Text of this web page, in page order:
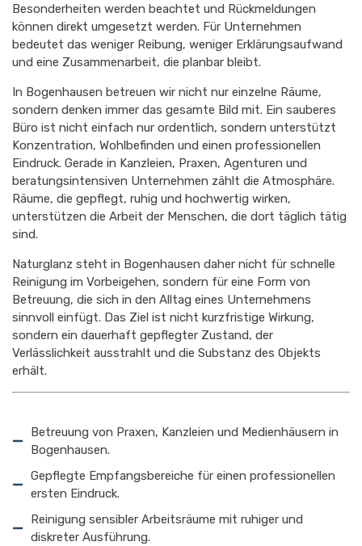
Besonderheiten werden beachtet und Rückmeldungen
können direkt umgesetzt werden. Für Unternehmen
bedeutet das weniger Reibung, weniger Erklärungsaufwand
und eine Zusammenarbeit, die planbar bleibt.
In Bogenhausen betreuen wir nicht nur einzelne Räume,
sondern denken immer das gesamte Bild mit. Ein sauberes
Büro ist nicht einfach nur ordentlich, sondern unterstützt
Konzentration, Wohlbefinden und einen professionellen
Eindruck. Gerade in Kanzleien, Praxen, Agenturen und
beratungsintensiven Unternehmen zählt die Atmosphäre.
Räume, die gepflegt, ruhig und hochwertig wirken,
unterstützen die Arbeit der Menschen, die dort täglich tätig
sind.
Naturglanz steht in Bogenhausen daher nicht für schnelle
Reinigung im Vorbeigehen, sondern für eine Form von
Betreuung, die sich in den Alltag eines Unternehmens
sinnvoll einfügt. Das Ziel ist nicht kurzfristige Wirkung,
sondern ein dauerhaft gepflegter Zustand, der
Verlässlichkeit ausstrahlt und die Substanz des Objekts
erhält.
Betreuung von Praxen, Kanzleien und Medienhäusern in
Bogenhausen.
Gepflegte Empfangsbereiche für einen professionellen
ersten Eindruck.
Reinigung sensibler Arbeitsräume mit ruhiger und
diskreter Ausführung.